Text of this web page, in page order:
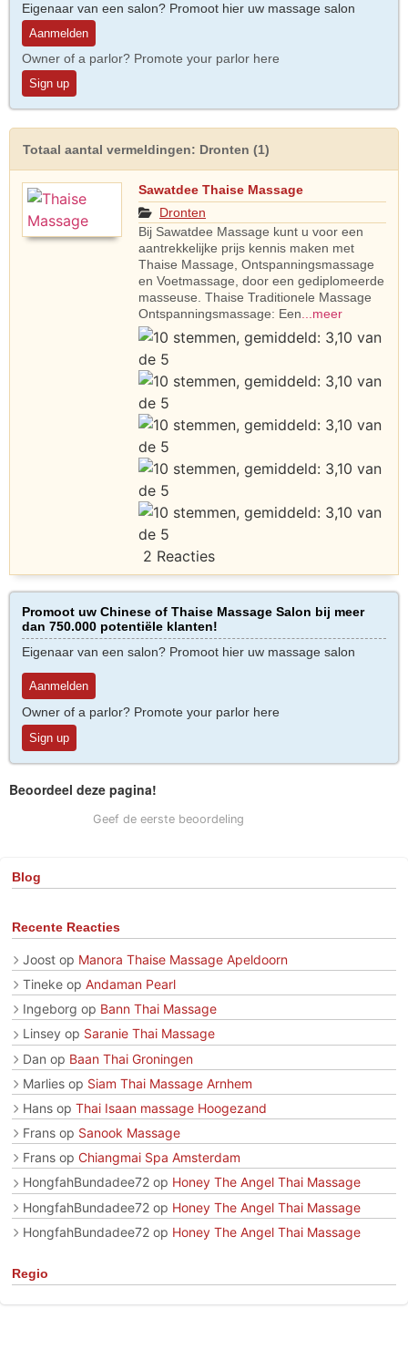
Eigenaar van een salon? Promoot hier uw massage salon
Aanmelden
Owner of a parlor? Promote your parlor here
Sign up
Totaal aantal vermeldingen: Dronten (1)
Sawatdee Thaise Massage
Dronten
Bij Sawatdee Massage kunt u voor een
aantrekkelijke prijs kennis maken met
Thaise Massage, Ontspanningsmassage
en Voetmassage, door een gediplomeerde
masseuse. Thaise Traditionele Massage
Ontspanningsmassage: Een ...meer
2 Reacties
Promoot uw Chinese of Thaise Massage Salon bij meer
dan 750.000 potentiële klanten!
Eigenaar van een salon? Promoot hier uw massage salon
Aanmelden
Owner of a parlor? Promote your parlor here
Sign up
Beoordeel deze pagina!
Geef de eerste beoordeling
Blog
Recente Reacties
Joost op Manora Thaise Massage Apeldoorn
Tineke op Andaman Pearl
Ingeborg op Bann Thai Massage
Linsey op Saranie Thai Massage
Dan op Baan Thai Groningen
Marlies op Siam Thai Massage Arnhem
Hans op Thai Isaan massage Hoogezand
Frans op Sanook Massage
Frans op Chiangmai Spa Amsterdam
HongfahBundadee72 op Honey The Angel Thai Massage
HongfahBundadee72 op Honey The Angel Thai Massage
HongfahBundadee72 op Honey The Angel Thai Massage
Regio